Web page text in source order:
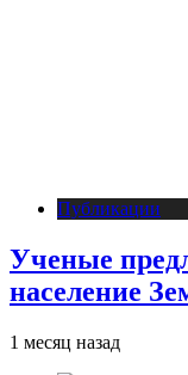
Публикации
Ученые
население
1 месяц назад